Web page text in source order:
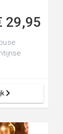
29,95